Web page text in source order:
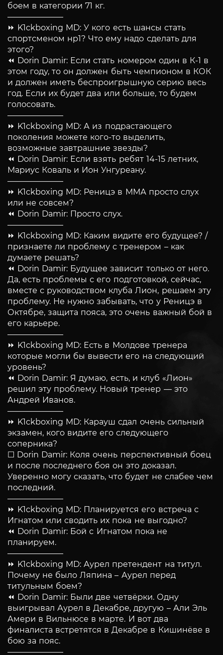
боем в категории 71 кг.
———————
⏩ K1ckboxing MD: У кого есть шансы стать
спортсменом нр1? Что ему надо сделать для
этого?
⏪ Dorin Damir: Если стать номером один в К-1 в
этом году, то он должен быть чемпионом в КОК
и должен иметь беспроигрышную серию весь
год. Если их будет два или больше, то будем
голосовать.
———————
⏩ K1ckboxing MD: А из подрастающего
поколения можете кого-то выделить,
возможные завтрашние звезды?
⏪ Dorin Damir: Если взять ребят 14-15 летних,
Мариус Коваль и Ион Унгуреану.
———————
⏩ K1ckboxing MD: Реницэ в ММА просто слух
или не совсем?
⏪ Dorin Damir: Просто слух.
———————
⏩ K1ckboxing MD: Каким видите его будущее? /
признаете ли проблему с тренером – как
думаете решать?
⏪ Dorin Damir: Будущее зависит только от него.
Да, есть проблемы с его подготовкой, сейчас,
вместе с руководством клуба Лион, решаем эту
проблему. Не нужно забывать, что у Реницэ в
Октябре, защита пояса, это очень важный бой в
его карьере.
———————
⏩ K1ckboxing MD: Есть в Молдове тренера
которые могли бы вывести его на следующий
уровень?
⏪ Dorin Damir: Я думаю, есть, и клуб «Лион»
решил эту проблему. Новый тренер — это
Андрей Иванов.
———————
⏩ K1ckboxing MD: Карауш сдал очень сильный
экзамен, кого видите его следующего
соперника?
☐ Dorin Damir: Коля очень перспективный боец
и после последнего боя он это доказал.
Уверенно могу сказать, что будет не слабее чем
последний.
———————
⏩ K1ckboxing MD: Планируется его встреча с
Игнатом или сводить их пока не выгодно?
⏪ Dorin Damir: Бой с Игнатом пока не
планируем.
———————
⏩ K1ckboxing MD: Аурел претендент на титул.
Почему не было Ляпина – Аурел перед
титульным боем?
⏪ Dorin Damir: Были две четвёрки. Одну
выигрывал Аурел в Декабре, другую – Али Эль
Амери в Вильнюсе в марте. И вот два
финалиста встретятся в Декабре в Кишинёве в
бою за пояс.
———————